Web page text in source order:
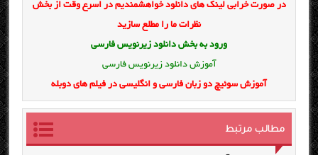
در صورت خرابی لینک های دانلود خواهشمندیم در اسرع وقت از بخش
نظرات ما را مطلع سازید
ورود به بخش دانلود زیرنویس فارسی
آموزش دانلود زیرنویس فارسی
آموزش سوئیچ دو زبان فارسی و انگلیسی در فیلم های دوبله
مطالب مرتبط